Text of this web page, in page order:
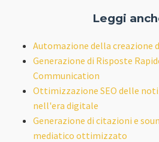
Leggi
Automazione della creazione
Generazione di Risposte
Communication
Ottimizzazione SEO delle
nell'era digitale
Generazione di citazioni e
mediatico ottimizzato